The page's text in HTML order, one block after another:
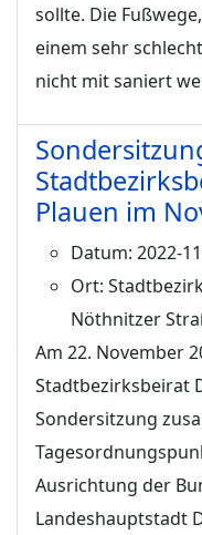
sollte. Die
einem sehr
nicht mit saniert
Plauen im
Datum: 2022-
Ort:
Nöthnitzer
Am 22. November
Stadtbezirksbeirat
Sondersitzung
Ausrichtung der
Landeshauptstadt